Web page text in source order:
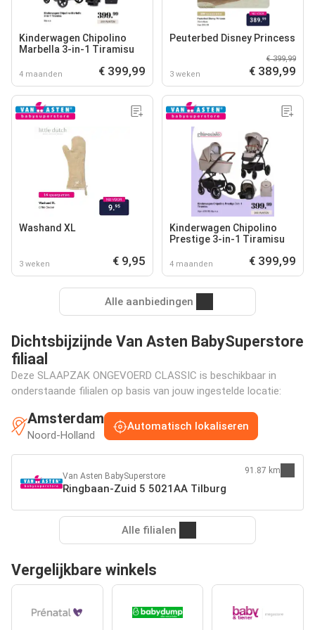
Kinderwagen Chipolino
Marbella 3-in-1 Tiramisu
4 maanden € 399,99
Peuterbed Disney Princess
3 weken
€ 399,99
€ 389,99
Washand XL
3 weken € 9,95
Kinderwagen Chipolino
Prestige 3-in-1 Tiramisu
4 maanden € 399,99
Alle aanbiedingen
Dichtsbijzijnde Van Asten BabySuperstore
filiaal
Deze SLAAPZAK ONGEVOERD CLASSIC is beschikbaar in
onderstaande filialen op basis van jouw ingestelde locatie:
Amsterdam
Noord-Holland
Automatisch lokaliseren
Van Asten BabySuperstore
Ringbaan-Zuid 5 5021AA Tilburg
91.87 km
Alle filialen
Vergelijkbare winkels